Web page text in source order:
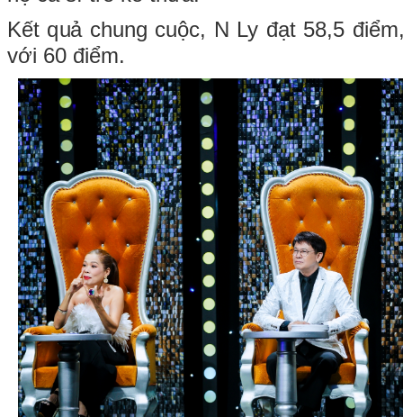
Kết quả chung cuộc, N Ly đạt 58,5
với 60 điểm.